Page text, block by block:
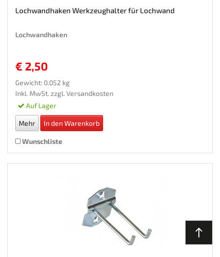
Lochwandhaken Werkzeughalter für Lochwand
Lochwandhaken
€ 2,50
Gewicht: 0.052 kg
Inkl. MwSt. zzgl. Versandkosten
Auf Lager
Mehr In den Warenkorb
Wunschliste
north